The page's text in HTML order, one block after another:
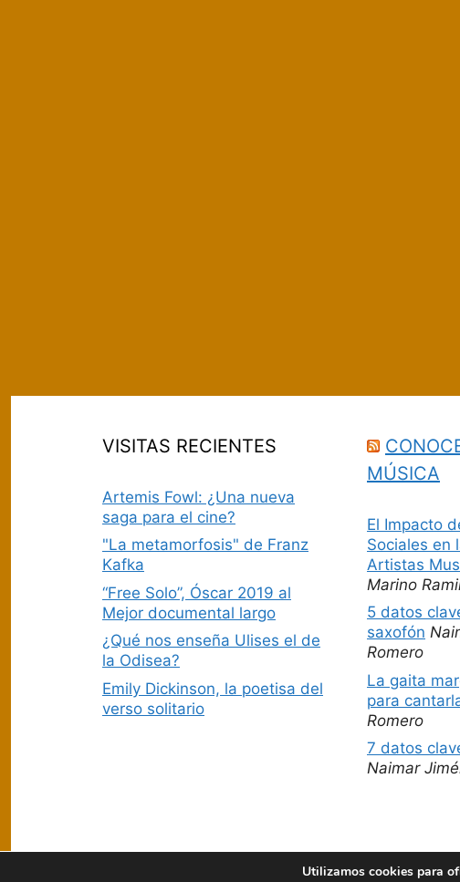
VISITAS RECIENTES
Artemis Fowl: ¿Una nueva
saga para el cine?
"La metamorfosis" de Franz
Kafka
“Free Solo”, Óscar 2019 al
Mejor documental largo
¿Qué nos enseña Ulises el de
la Odisea?
Emily Dickinson, la poetisa del
verso solitario
MÚSICA
El Impacto
Sociales en
Artistas
Marino
5 datos
saxofón
Romero
La gaita
para
Romero
7 datos
Naimar
Utilizamos cookies para